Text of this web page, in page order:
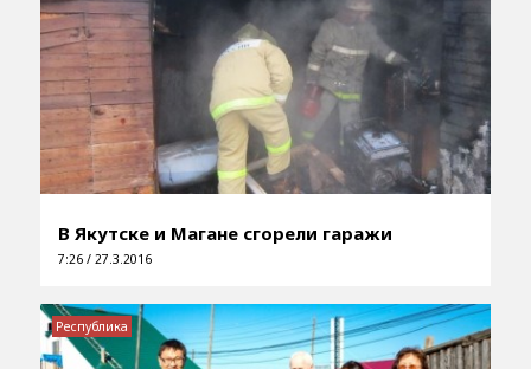
В Якутске и Магане сгорели гаражи
7:26 / 27.3.2016
Республика